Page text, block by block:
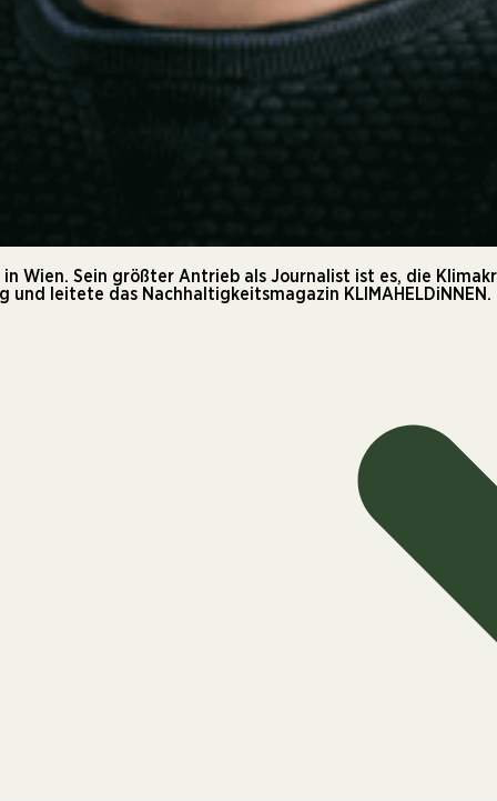
Wien. Sein größter Antrieb als Journalist ist es, die
leitete das Nachhaltigkeitsmagazin KLIMAHELDiNNEN.